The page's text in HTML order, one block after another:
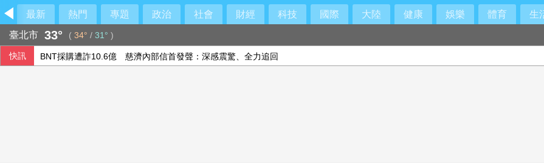
最新 熱門 專題 政治 社會 財經 科技 國際 大陸 健康 娛樂 體育 生
臺北市 33° ( 34° / 31° )
快訊 林佳龍：熊本震災台灣捐款已逾2億 台日情誼深厚